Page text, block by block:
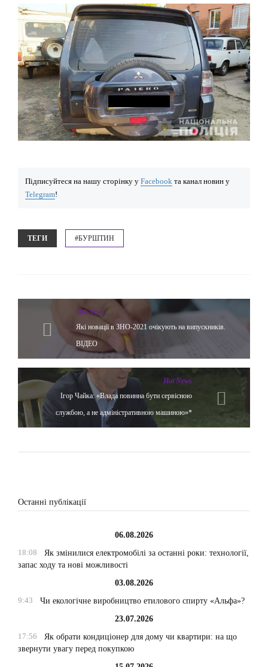
Підписуйтеся на нашу сторінку у Facebook та канал новин у
Telegram!
ТЕГИ #БУРШТИН
Hot News
Які новації в ЗНО-2021 очікують на випускників.
ВІДЕО
Hot News
Ігор Чайка: «Влада повинна бути сервісною
службою, а не адміністративною машиною»*
Останні публікації
06.08.2026
18:08
Як змінилися електромобілі за останні роки: технології,
запас ходу та нові можливості
03.08.2026
9:43
Чи екологічне виробництво етилового спирту «Альфа»?
23.07.2026
17:56
Як обрати кондиціонер для дому чи квартири: на що
звернути увагу перед покупкою